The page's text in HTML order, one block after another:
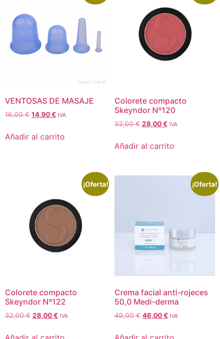
VENTOSAS DE MASAJE
16,00€ 14,90€ IVA
Añadir al carrito
Colorete compacto
Skeyndor Nº120
32,00€ 28,00€ IVA
Añadir al carrito
¡Oferta!
Colorete compacto
Skeyndor Nº122
32,00€ 28,00€ IVA
¡Oferta!
Crema facial anti-rojeces
50,0 Medi-derma
49,00€ 46,00€ IVA